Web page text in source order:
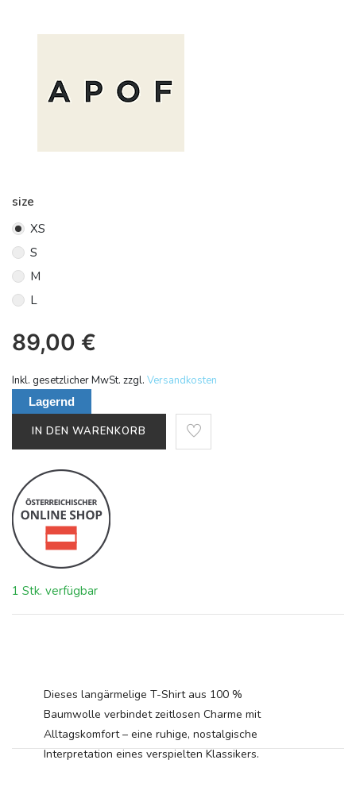
size
XS
S
M
L
89,00 €
Inkl. gesetzlicher MwSt. zzgl. Versandkosten
Lagernd
IN DEN WARENKORB
1 Stk. verfügbar
Dieses langärmelige T-Shirt aus 100 %
Baumwolle verbindet zeitlosen Charme mit
Alltagskomfort – eine ruhige, nostalgische
Interpretation eines verspielten Klassikers.